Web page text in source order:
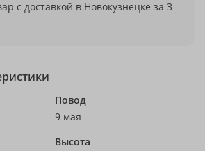
с доставкой в Новокузнецке за 3
Повод
9 мая
Высота